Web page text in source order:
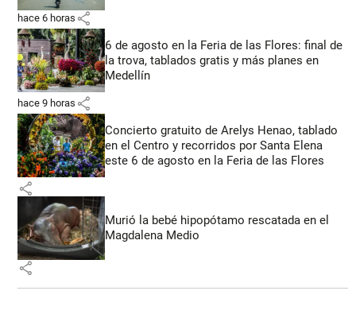
hace 6 horas share
6 de agosto en la Feria de las Flores: final de
la trova, tablados gratis y más planes en
Medellín
hace 9 horas share
Concierto gratuito de Arelys Henao, tablado
en el Centro y recorridos por Santa Elena
este 6 de agosto en la Feria de las Flores
share
Murió la bebé hipopótamo rescatada en el
Magdalena Medio
share